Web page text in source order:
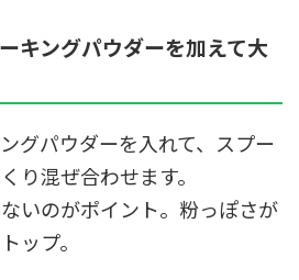
キングパウダーを加えて大
グパウダーを入れて、スプー
り混ぜ合わせます。
いのがポイント。粉っぽさが
ップ。